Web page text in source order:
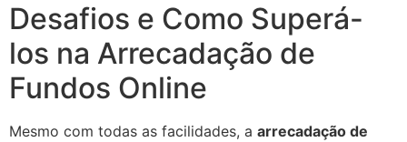
Desafios e Como Superá-
los na Arrecadação de
Fundos Online
Mesmo com todas as facilidades, a arrecadação de